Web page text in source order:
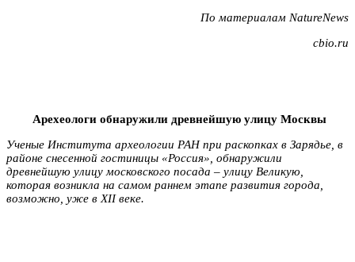
По материалам NatureNews
cbio.ru
Арехеологи обнаружили древнейшую улицу Москвы
Ученые Института археологии РАН при раскопках в Зарядье, в
районе снесенной гостиницы «Россия», обнаружили
древнейшую улицу московского посада – улицу Великую,
которая возникла на самом раннем этапе развития города,
возможно, уже в XII веке.